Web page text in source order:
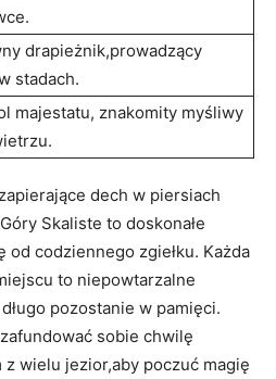
drapieżnik,prowadzący
‍stadach.
⁢majestatu, znakomity⁤ myśliwy
dech w piersiach
Skaliste to doskonałe
od⁤ codziennego ​zgiełku. Każda
to niepowtarzalne
pozostanie ‌w pamięci.
sobie chwilę
wielu jezior,aby poczuć​ magię